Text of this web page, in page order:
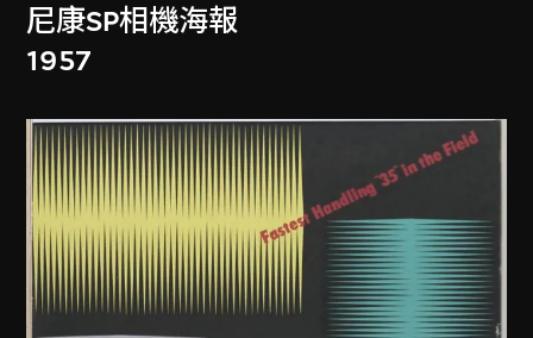
尼康SP相機海報
1957